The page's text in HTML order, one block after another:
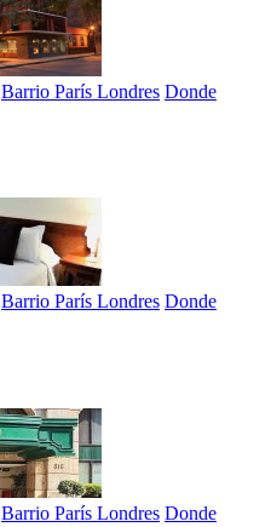
Barrio París Londres Donde
Barrio París Londres Donde
Barrio París Londres Donde